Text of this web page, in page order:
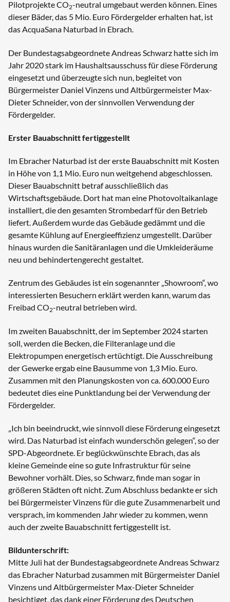
Pilotprojekte CO2-neutral umgebaut werden können. Eines
dieser Bäder, das 5 Mio. Euro Fördergelder erhalten hat, ist
das AcquaSana Naturbad in Ebrach.
Der Bundestagsabgeordnete Andreas Schwarz hatte sich im
Jahr 2020 stark im Haushaltsausschuss für diese Förderung
eingesetzt und überzeugte sich nun, begleitet von
Bürgermeister Daniel Vinzens und Altbürgermeister Max-
Dieter Schneider, von der sinnvollen Verwendung der
Fördergelder.
Erster Bauabschnitt fertiggestellt
Im Ebracher Naturbad ist der erste Bauabschnitt mit Kosten
in Höhe von 1,1 Mio. Euro nun weitgehend abgeschlossen.
Dieser Bauabschnitt betraf ausschließlich das
Wirtschaftsgebäude. Dort hat man eine Photovoltaikanlage
installiert, die den gesamten Strombedarf für den Betrieb
liefert. Außerdem wurde das Gebäude gedämmt und die
gesamte Kühlung auf Energieeffizienz umgestellt. Darüber
hinaus wurden die Sanitäranlagen und die Umkleideräume
neu und behindertengerecht gestaltet.
Zentrum des Gebäudes ist ein sogenannter „Showroom“, wo
interessierten Besuchern erklärt werden kann, warum das
Freibad CO2-neutral betrieben wird.
Im zweiten Bauabschnitt, der im September 2024 starten
soll, werden die Becken, die Filteranlage und die
Elektropumpen energetisch ertüchtigt. Die Ausschreibung
der Gewerke ergab eine Bausumme von 1,3 Mio. Euro.
Zusammen mit den Planungskosten von ca. 600.000 Euro
bedeutet dies eine Punktlandung bei der Verwendung der
Fördergelder.
„Ich bin beeindruckt, wie sinnvoll diese Förderung eingesetzt
wird. Das Naturbad ist einfach wunderschön gelegen“, so der
SPD-Abgeordnete. Er beglückwünschte Ebrach, das als
kleine Gemeinde eine so gute Infrastruktur für seine
Bewohner vorhält. Dies, so Schwarz, finde man sogar in
größeren Städten oft nicht. Zum Abschluss bedankte er sich
bei Bürgermeister Vinzens für die gute Zusammenarbeit und
versprach, im kommenden Jahr wieder zu kommen, wenn
auch der zweite Bauabschnitt fertiggestellt ist.
Bildunterschrift:
Mitte Juli hat der Bundestagsabgeordnete Andreas Schwarz
das Ebracher Naturbad zusammen mit Bürgermeister Daniel
Vinzens und Altbürgermeister Max-Dieter Schneider
besichtiget, das dank einer Förderung des Deutschen